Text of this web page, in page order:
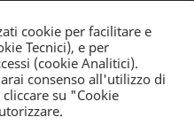
quest’opera è distribuita con Licenza
- Non opere derivate 2.5 Italia
cookie per facilitare e
Tecnici), e per
(cookie Analitici).
consenso all'utilizzo di
su "Cookie